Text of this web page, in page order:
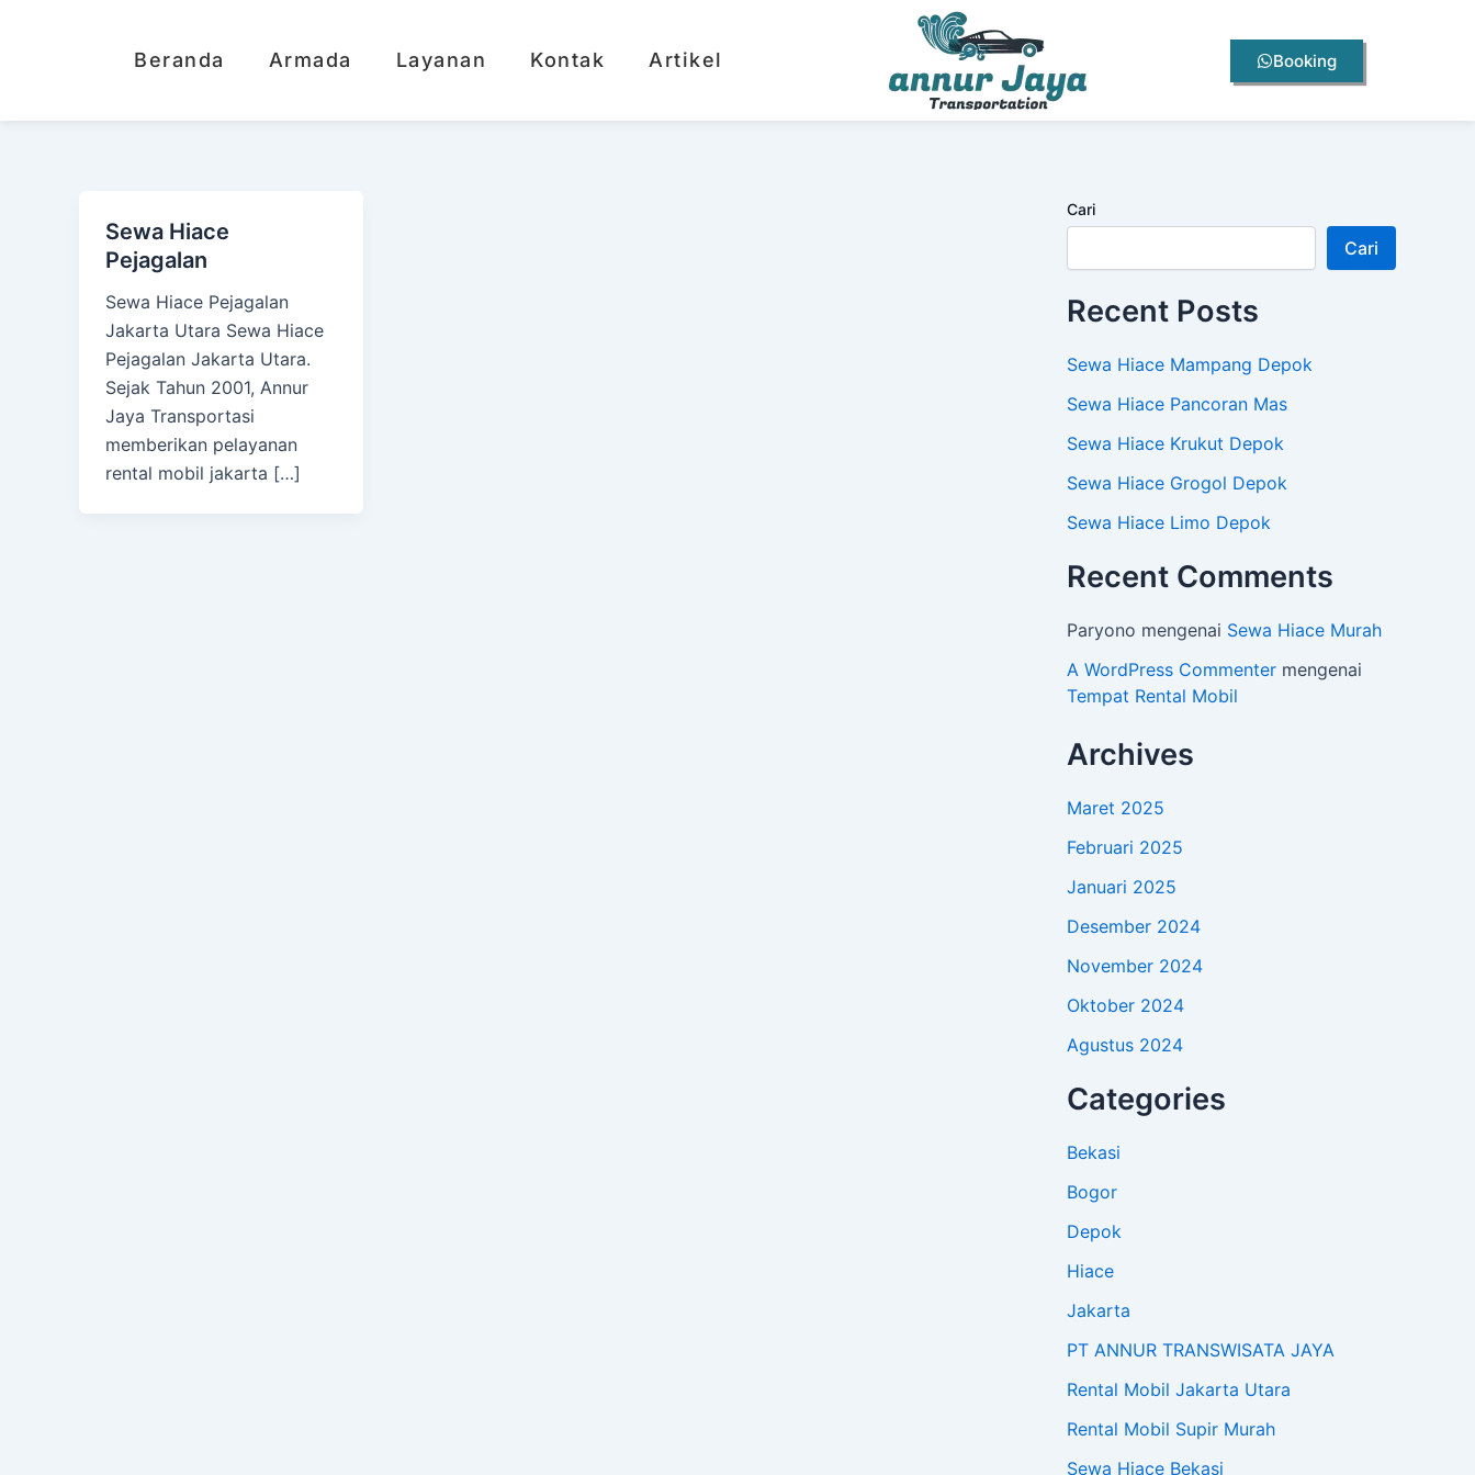
Beranda Armada Layanan Kontak Artikel Booking
Sewa Hiace
Pejagalan
Sewa Hiace Pejagalan
Jakarta Utara Sewa Hiace
Pejagalan Jakarta Utara.
Sejak Tahun 2001, Annur
Jaya Transportasi
memberikan pelayanan
rental mobil jakarta […]
Cari
Cari
Recent Posts
Sewa Hiace Mampang Depok
Sewa Hiace Pancoran Mas
Sewa Hiace Krukut Depok
Sewa Hiace Grogol Depok
Sewa Hiace Limo Depok
Recent Comments
Paryono mengenai Sewa Hiace Murah
A WordPress Commenter mengenai
Tempat Rental Mobil
Archives
Maret 2025
Februari 2025
Januari 2025
Desember 2024
November 2024
Oktober 2024
Agustus 2024
Categories
Bekasi
Bogor
Depok
Hiace
Jakarta
PT ANNUR TRANSWISATA JAYA
Rental Mobil Jakarta Utara
Rental Mobil Supir Murah
Sewa Hiace Bekasi